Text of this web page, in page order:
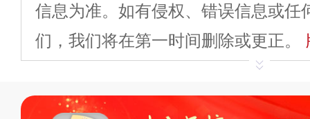
信息为准。如有侵权、错误信息或任
们，我们将在第一时间删除或更正。
平台自有内容（文字
标、LOGO 等）知识产权归本站所